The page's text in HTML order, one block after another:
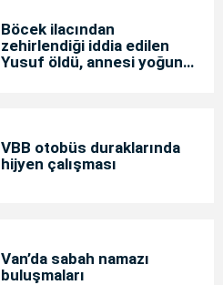
Böcek ilacından
zehirlendiği iddia edilen
Yusuf öldü, annesi yoğun
VBB otobüs duraklarında
hijyen çalışması
Van’da sabah namazı
buluşmaları